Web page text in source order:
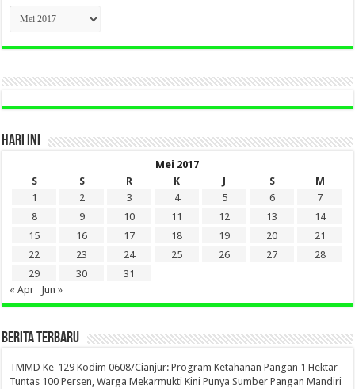
CLICK
BERITA
LAMA
DI
HARI INI
Mei 2017
S
S R K J S
M
1
2 3 4 5 6
7
8
9 10 11 12 13
14
15
16 17 18 19 20
21
22
23 24 25 26 27
28
29
30
31
« Apr
Jun »
BERITA TERBARU
TMMD Ke-129 Kodim 0608/Cianjur: Program Ketahanan Pangan 1 Hektar
Tuntas 100 Persen, Warga Mekarmukti Kini Punya Sumber Pangan Mandiri